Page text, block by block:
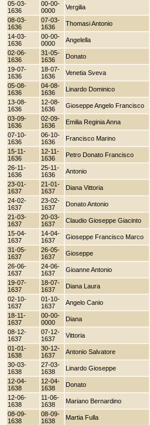
05-03-
1636
00-00-
0000
Vergilia
08-03-
1636
07-03-
1636
Thomasi Antonio
14-03-
1636
00-00-
0000
Angelella
02-06-
1636
31-05-
1636
Donato
19-07-
1636
18-07-
1636
Venetia Sveva
05-08-
1636
04-08-
1636
Linardo Dominico
13-08-
1636
12-08-
1636
Gioseppe Angelo Francisco
03-09-
1636
02-09-
1636
Emilia Reginia Anna
07-10-
1636
06-10-
1636
Francisco Marino
15-11-
1636
12-11-
1636
Petro Donato Francisco
26-11-
1636
25-11-
1636
Antonio
23-01-
1637
21-01-
1637
Diana Vittoria
24-02-
1637
23-02-
1637
Donato Antonio
21-03-
1637
20-03-
1637
Claudio Gioseppe Giacinto
15-04-
1637
14-04-
1637
Gioseppe Francisco Marco
31-05-
1637
26-05-
1637
Gioseppe
26-06-
1637
24-06-
1637
Gioanne Antonio
19-07-
1637
18-07-
1637
Diana Laura
02-10-
1637
01-10-
1637
Angelo Canio
18-11-
1637
00-00-
0000
Diana
08-12-
1637
07-12-
1637
Vittoria
01-01-
1638
30-12-
1637
Antonio Salvatore
30-03-
1638
27-03-
1638
Linardo Gioseppe
12-04-
1638
12-04-
1638
Donato
12-06-
1638
11-06-
1638
Mariano Bernardino
08-09-
1638
08-09-
1638
Martia Fulla